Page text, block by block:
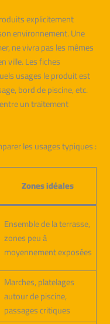
explicitement
environnement. Une
ne vivra pas les mêmes
ville. Les fiches
usages le produit est
bord de piscine, etc.
un traitement
les usages typiques :
Zones idéales
Ensemble de la terrasse,
zones peu à
moyennement exposées
Marches, platelages
autour de piscine,
passages critiques